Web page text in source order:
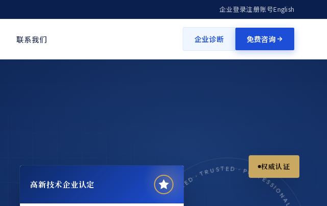
企业登录注册账号English
联系我们 企业诊断 免费咨询
权威认证
高新技术企业认定